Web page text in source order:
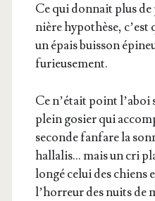
Ce qui don­nait plus
nière hypo­thèse, c’est
un épais buis­son
furieusement.
Ce n’é­tait point l’a­boi
plein gosier qui
seconde fan­fare la
hal­la­lis… mais un cri
lon­gé celui des chiens
l’hor­reur des nuits de